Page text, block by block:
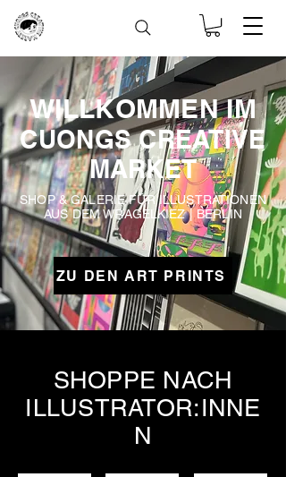
WILLKOMMEN IM
CUONGS CREATIVE
MARKET
SHOP & GALERIE FÜR ILLUSTRATIONEN
AUS DEM WRAGELKIEZ | BERLIN
ZU DEN ART PRINTS
SHOPPE NACH
ILLUSTRATOR:INNE
N